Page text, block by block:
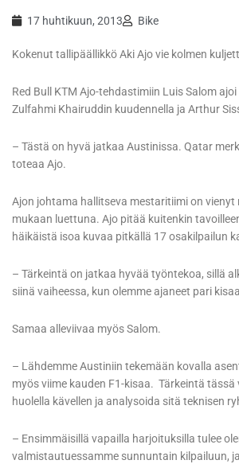
17 huhtikuun, 2013 Bike
Kokenut tallipäällikkö Aki Ajo vie kolmen
Red Bull KTM Ajo-tehdastimiin Luis Salom
Zulfahmi Khairuddin kuudennella ja Arthur
– Tästä on hyvä jatkaa Austinissa. Qatar
toteaa Ajo.
Ajon johtama hallitseva mestaritiimi on
mukaan luettuna. Ajo pitää kuitenkin
häikäistä isoa kuvaa pitkällä 17 osakilpailun
– Tärkeintä on jatkaa hyvää työntekoa, sillä
siinä vaiheessa, kun olemme ajaneet pari
Samaa alleviivaa myös Salom.
– Lähdemme Austiniin tekemään kovalla
myös viime kauden F1-kisaa. Tärkeintä
huolella kävellen ja analysoida sitä teknisen
– Ensimmäisillä vapailla harjoituksilla tulee
valmistautuessamme sunnuntain kilpailuun,